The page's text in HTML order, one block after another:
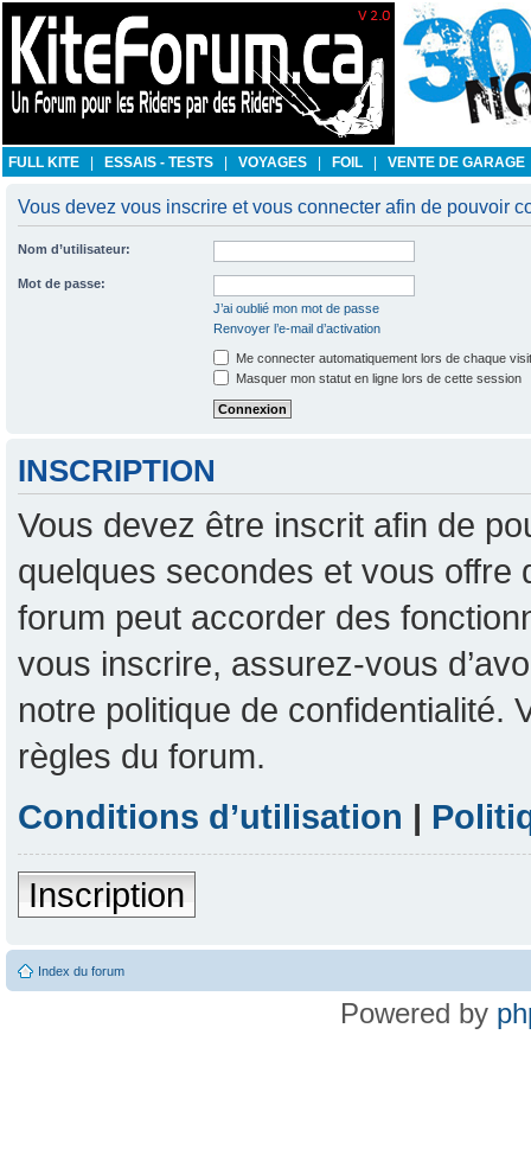
FULL KITE ESSAIS - TESTS VOYAGES FOIL VENTE DE GARAGE
Vous devez vous inscrire et vous connecter afin de pouvoir
Nom d’utilisateur:
Mot de passe:
J’ai oublié mon mot de passe
Renvoyer l’e-mail d’activation
Me connecter automatiquement lors de chaque
Masquer mon statut en ligne lors de cette session
INSCRIPTION
Vous devez être inscrit afin de
quelques secondes et vous offre
forum peut accorder des
vous inscrire, assurez-vous
notre politique de confidentialité.
règles du forum.
Conditions d’utilisation |
Inscription
Index du forum
Powered by